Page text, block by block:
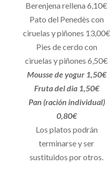
Berenjena rellena 6,10€
Pato del Penedès con
ciruelas y piñones 13,00€
Pies de cerdo con
ciruelas y piñones 6,50€
Mousse de yogur 1,50€
Fruta del dia 1,50€
Pan (ración individual)
0,80€
Los platos podrán
terminarse y ser
sustituidos por otros.